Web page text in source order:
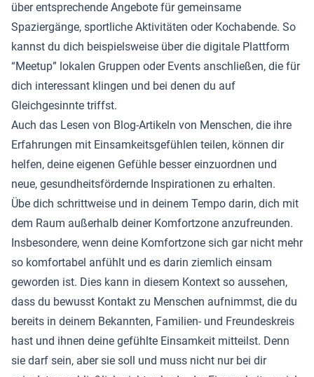
über entsprechende Angebote für gemeinsame
Spaziergänge, sportliche Aktivitäten oder Kochabende. So
kannst du dich beispielsweise über die digitale Plattform
“Meetup” lokalen Gruppen oder Events anschließen, die für
dich interessant klingen und bei denen du auf
Gleichgesinnte triffst.
Auch das Lesen von Blog-Artikeln von Menschen, die ihre
Erfahrungen mit Einsamkeitsgefühlen teilen, können dir
helfen, deine eigenen Gefühle besser einzuordnen und
neue, gesundheitsfördernde Inspirationen zu erhalten.
Übe dich schrittweise und in deinem Tempo darin, dich mit
dem Raum außerhalb deiner Komfortzone anzufreunden.
Insbesondere, wenn deine Komfortzone sich gar nicht mehr
so komfortabel anfühlt und es darin ziemlich einsam
geworden ist. Dies kann in diesem Kontext so aussehen,
dass du bewusst Kontakt zu Menschen aufnimmst, die du
bereits in deinem Bekannten, Familien- und Freundeskreis
hast und ihnen deine gefühlte Einsamkeit mitteilst. Denn
sie darf sein, aber sie soll und muss nicht nur bei dir